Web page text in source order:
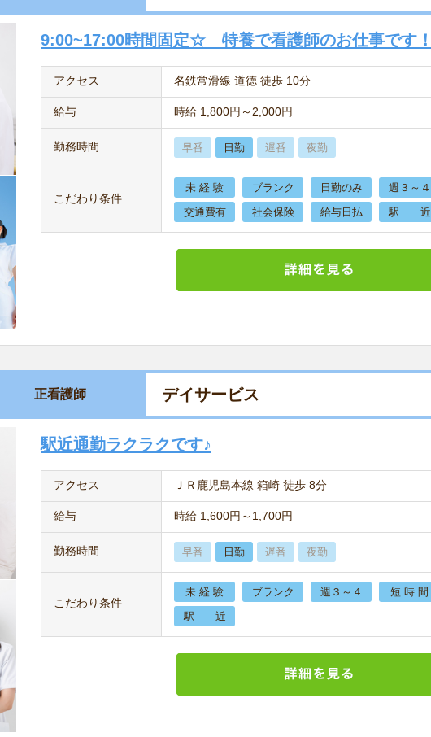
9:00~17:00時間固定☆ 特養で看護師のお仕事です！
アクセス 名鉄常滑線 道徳 徒歩 10分
給与 時給 1,800円～2,000円
勤務時間 早番 日勤 遅番 夜勤
こだわり条件
未 経 験 ブランク 日勤のみ 週３～４
交通費有
社会保険 給与日払 駅 近
正看護師 デイサービス
駅近通勤ラクラクです♪
アクセス ＪＲ鹿児島本線 箱崎 徒歩 8分
給与 時給 1,600円～1,700円
勤務時間 早番 日勤 遅番 夜勤
こだわり条件
未 経 験 ブランク 週３～４ 短 時 間
駅 近